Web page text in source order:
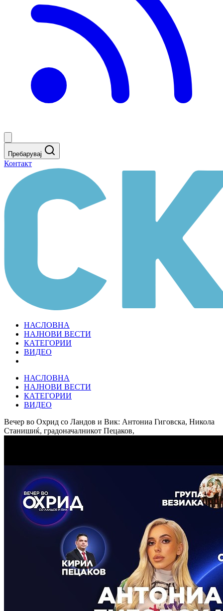
Пребарувај
Контакт
НАСЛОВНА
НАЈНОВИ ВЕСТИ
КАТЕГОРИИ
ВИДЕО
НАСЛОВНА
НАЈНОВИ ВЕСТИ
КАТЕГОРИИ
ВИДЕО
Вечер во Охрид со Ландов и Вик: Антониа Гиговска, Никола
Станишиќ, градоначалникот Пецаков,